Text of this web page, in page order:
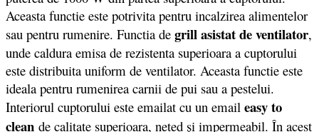
Aceasta functie este potrivita pentru incalzirea alimentelor
sau pentru rumenire. Functia de grill asistat de ventilator,
unde caldura emisa de rezistenta superioara a cuptorului
este distribuita uniform de ventilator. Aceasta functie este
ideala pentru rumenirea carnii de pui sau a pestelui.
Interiorul cuptorului este emailat cu un email easy to
clean de calitate superioara, neted şi impermeabil. În acest